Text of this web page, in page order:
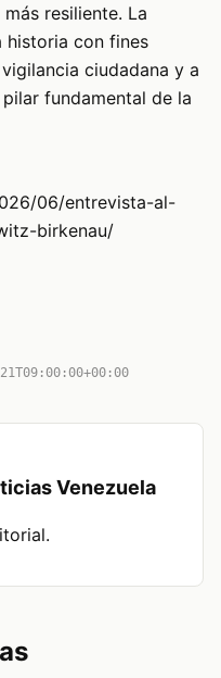
resiliente. La
historia con fines
ciudadana y a
fundamental de la
06/entrevista-al-
birkenau/
Venezuela